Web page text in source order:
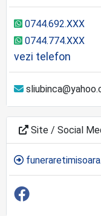
0744.692.XXX
0744.774.XXX
vezi telefon
Site / Social